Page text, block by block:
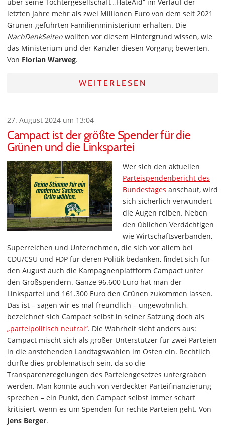
letzten Jahre mehr als zwei Millionen Euro von dem seit 2021
Grünen-geführten Familienministerium erhalten. Die
NachDenkSeiten wollten vor diesem Hintergrund wissen, wie
das Ministerium und der Kanzler diesen Vorgang bewerten.
Von Florian Warweg.
WEITERLESEN
27. August 2024 um 13:04
Campact ist der größte Spender für die
Grünen und die Linkspartei
Wer sich den aktuellen
Parteispendenbericht des
Bundestages anschaut, wird
sich sicherlich verwundert
die Augen reiben. Neben
den üblichen Verdächtigen
wie Wirtschaftsverbänden,
Superreichen und Unternehmen, die sich vor allem bei
CDU/CSU und FDP für deren Politik bedanken, findet sich für
den August auch die Kampagnenplattform Campact unter
den Großspendern. Ganze 96.600 Euro hat man der
Linkspartei und 161.300 Euro den Grünen zukommen lassen.
Das ist – sagen wir es mal freundlich – ungewöhnlich,
bezeichnet sich Campact selbst in seiner Satzung doch als
„parteipolitisch neutral“. Die Wahrheit sieht anders aus:
Campact mischt sich als großer Unterstützer für zwei Parteien
in die anstehenden Landtagswahlen im Osten ein. Rechtlich
dürfte dies problematisch sein, da so die
Transparenzregelungen des Parteiengesetzes untergraben
werden. Man könnte auch von verdeckter Parteifinanzierung
sprechen – ein Punkt, den Campact selbst immer scharf
kritisiert, wenn es um Spenden für rechte Parteien geht. Von
Jens Berger.